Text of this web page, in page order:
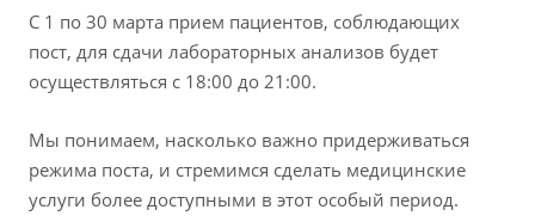
С 1 по 30 марта прием пациентов, соблюдающих
пост, для сдачи лабораторных анализов будет
осуществляться с 18:00 до 21:00.
Мы понимаем, насколько важно придерживаться
режима поста, и стремимся сделать медицинские
услуги более доступными в этот особый период.